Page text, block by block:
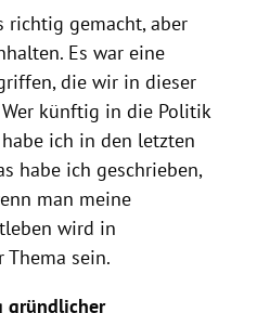
richtig gemacht, aber
Es war eine
die wir in dieser
künftig in die Politik
ich in den letzten
habe ich geschrieben,
man meine
wird in
Thema sein.
gründlicher